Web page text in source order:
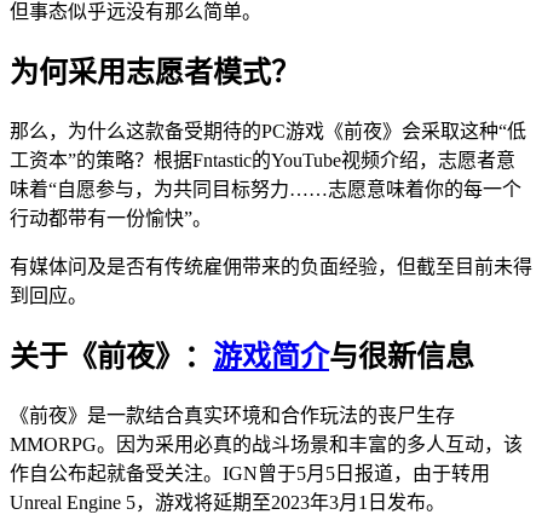
但事态似乎远没有那么简单。
为何采用志愿者模式？
那么，为什么这款备受期待的PC游戏《前夜》会采取这种“低
工资本”的策略？根据Fntastic的YouTube视频介绍，志愿者意
味着“自愿参与，为共同目标努力……志愿意味着你的每一个
行动都带有一份愉快”。
有媒体问及是否有传统雇佣带来的负面经验，但截至目前未得
到回应。
关于《前夜》： 游戏简介与很新信息
《前夜》是一款结合真实环境和合作玩法的丧尸生存
MMORPG。因为采用必真的战斗场景和丰富的多人互动，该
作自公布起就备受关注。IGN曾于5月5日报道，由于转用
Unreal Engine 5，游戏将延期至2023年3月1日发布。